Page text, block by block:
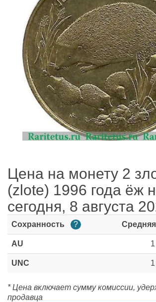
Цена на монету 2
(zlote) 1996 года ёж
сегодня, 8 августа
Сохранность ?
AU
UNC
* Цена включает сумму комиссии,
продавца